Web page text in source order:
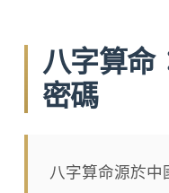
八字算命
密碼
八字算命源於中